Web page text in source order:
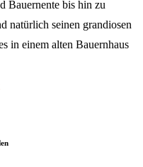
Bauernente bis hin zu
natürlich seinen grandiosen
in einem alten Bauernhaus